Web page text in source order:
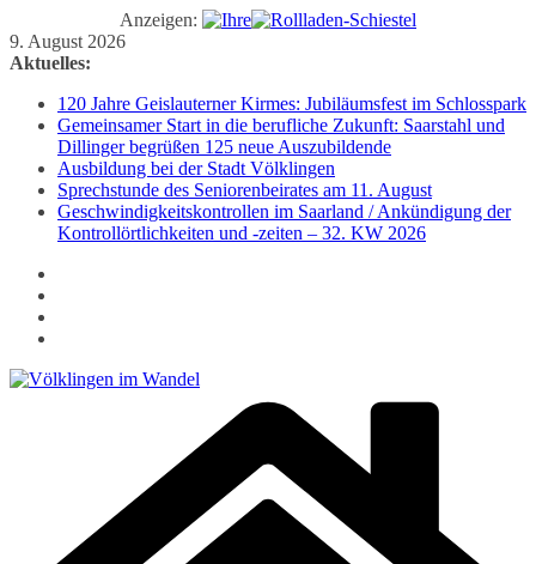
Anzeigen:
Zum
Inhalt
9. August 2026
Aktuelles:
120 Jahre Geislauterner Kirmes: Jubiläumsfest im Schlosspark
Gemeinsamer Start in die berufliche Zukunft: Saarstahl und
Dillinger begrüßen 125 neue Auszubildende
Ausbildung bei der Stadt Völklingen
Sprechstunde des Seniorenbeirates am 11. August
Geschwindigkeitskontrollen im Saarland / Ankündigung der
Kontrollörtlichkeiten und -zeiten – 32. KW 2026